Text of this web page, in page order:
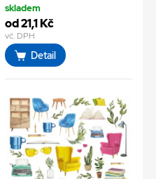
skladem
od 21,1 Kč
vč. DPH
Detail